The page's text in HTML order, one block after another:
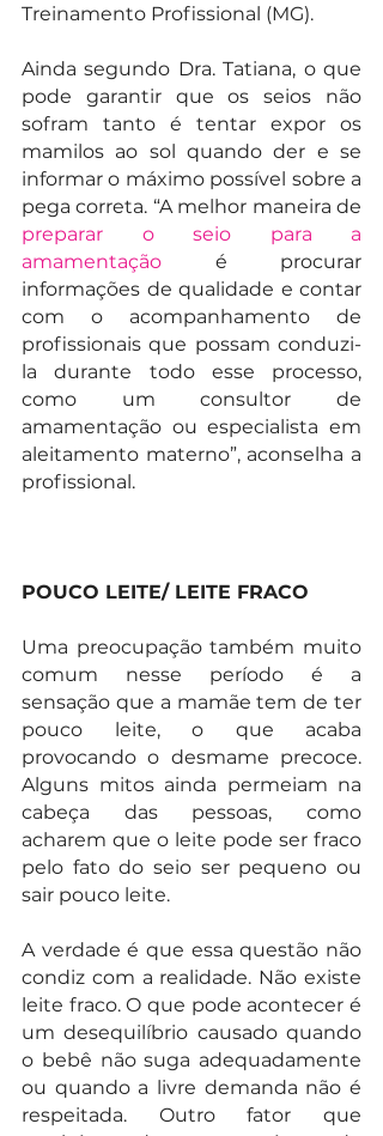
Treinamento Profissional (MG).
Ainda segundo Dra. Tatiana, o que
pode garantir que os seios não
sofram tanto é tentar expor os
mamilos ao sol quando der e se
informar o máximo possível sobre a
preparar o seio para a
amamentação é procurar
informações de qualidade e contar
com o acompanhamento de
profissionais que possam conduzi-
la durante todo esse processo,
como um consultor de
amamentação ou especialista em
aleitamento materno”, aconselha a
profissional.
POUCO LEITE/ LEITE FRACO
Uma preocupação também muito
comum nesse período é a
sensação que a mamãe tem de ter
pouco leite, o que acaba
provocando o desmame precoce.
Alguns mitos ainda permeiam na
cabeça das pessoas, como
acharem que o leite pode ser fraco
pelo fato do seio ser pequeno ou
sair pouco leite.
A verdade é que essa questão não
condiz com a realidade. Não existe
leite fraco. O que pode acontecer é
um desequilíbrio causado quando
o bebê não suga adequadamente
ou quando a livre demanda não é
respeitada. Outro fator que